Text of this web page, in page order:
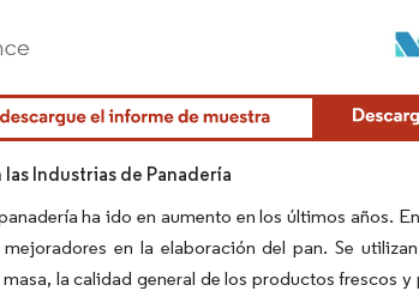
Industrias de Panadería
ha ido en aumento en los últimos años.
en la elaboración del pan. Se
la calidad general de los productos frescos